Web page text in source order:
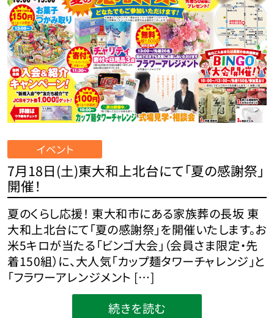
イベント
7月18日(土)東大和上北台にて「夏の感謝祭」
開催！
夏のくらし応援！ 東大和市にある家族葬の長坂 東
大和上北台にて「夏の感謝祭」を開催いたします。お
米5キロが当たる「ビンゴ大会」（会員さま限定・先
着150組）に、大人気「カップ麺タワーチャレンジ」と
「フラワーアレンジメント […]
続きを読む